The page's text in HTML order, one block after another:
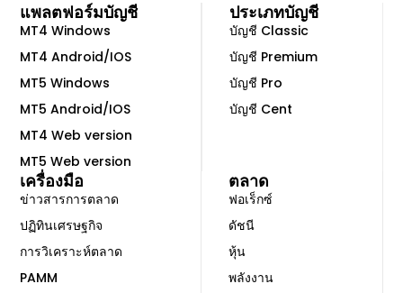
ประเภทบัญชี
บัญชี Classic
บัญชี Premium
บัญชี Pro
บัญชี Cent
แพลตฟอร์มบัญชี
MT4 Windows
MT4 Android/IOS
MT5 Windows
MT5 Android/IOS
MT4 Web version
MT5 Web version
ตลาด
ฟอเร็กซ์
ดัชนี
หุ้น
พลังงาน
เครื่องมือ
ข่าวสารการตลาด
ปฏิทินเศรษฐกิจ
การวิเคราะห์ตลาด
PAMM